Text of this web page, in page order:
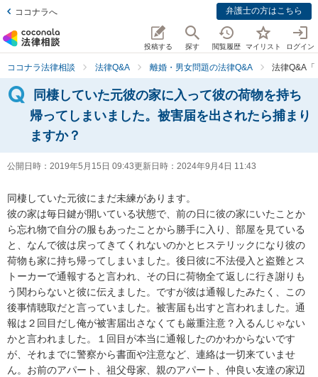
ココナラへ 弁護士の方はこちら
投稿する 探す 閲覧履歴 マイリスト ログイン
ココナラ法律相談 法律Q&A 離婚・男女問題の法律Q&A 法律Q&A
同棲していた元彼の家に入って彼の荷物を持ち
帰ってしまいました。被害届を出されたら捕まり
ますか？
公開日時： 2019年5月15日 09:43更新日時： 2024年9月4日 11:43
同棲していた元彼にまだ未練があります。
彼の家は毎日鍵が開いている状態で、前の日に彼の家にいたことか
ら忘れ物で自分の服もあったことから勝手に入り、部屋を見ている
と、なんで彼は戻ってきてくれないのかとヒステリックになり彼の
荷物も家に持ち帰ってしまいました。後日彼に不法侵入と盗難とス
トーカーで通報すると言われ、その日に荷物全て返しに行き謝りも
う関わらないと彼に伝えました。ですが彼は通報したみたく、この
後事情聴取だと言っていました。被害届も出すと言われました。通
報は２回目だし俺が被害届出さなくても厳重注意？入るんじゃない
かと言われました。１回目が本当に通報したのかわからないです
が、それまでに警察から書面や注意など、連絡は一切来ていませ
ん。お前のアパート、祖父母家、親のアパート、仲良い友達の家辺